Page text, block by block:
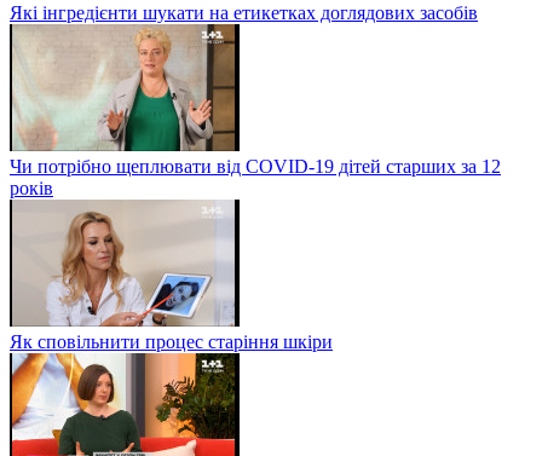
Які інгредієнти шукати на етикетках доглядових засобів
Чи потрібно щеплювати від COVID-19 дітей старших за 12
років
Як сповільнити процес старіння шкіри